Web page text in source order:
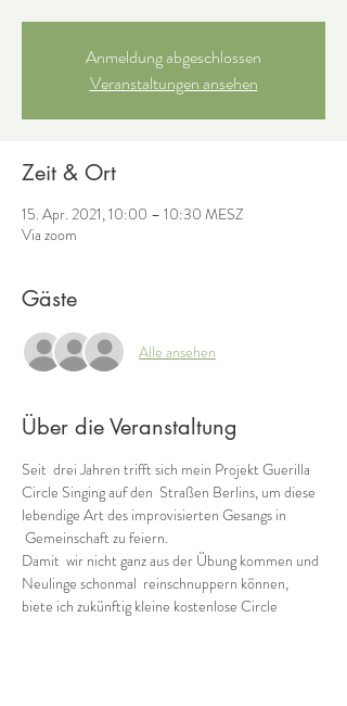
Anmeldung abgeschlossen
Veranstaltungen ansehen
Zeit & Ort
15. Apr. 2021, 10:00 – 10:30 MESZ
Via zoom
Gäste
Alle ansehen
Über die Veranstaltung
Seit  drei Jahren trifft sich mein Projekt Guerilla
Circle Singing auf den  Straßen Berlins, um diese
lebendige Art des improvisierten Gesangs in
Gemeinschaft zu feiern.
Damit  wir nicht ganz aus der Übung kommen und
Neulinge schonmal  reinschnuppern können,
biete ich zukünftig kleine kostenlose Circle